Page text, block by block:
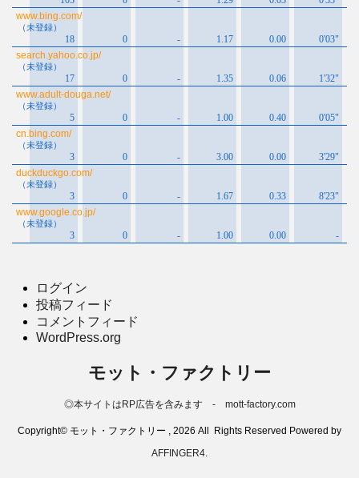
ログイン
投稿フィード
コメントフィード
WordPress.org
モット・ファクトリー
◎本サイトはRP広告を含みます - mott-factory.com
Copyright© モット・ファクトリー , 2026 All Rights Reserved Powered by
AFFINGER4